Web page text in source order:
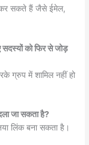
कर सकते हैं जैसे ईमेल,
को फिर से जोड़
ग्रुप में शामिल नहीं हो
जा सकता है?
लिंक बना सकता है।